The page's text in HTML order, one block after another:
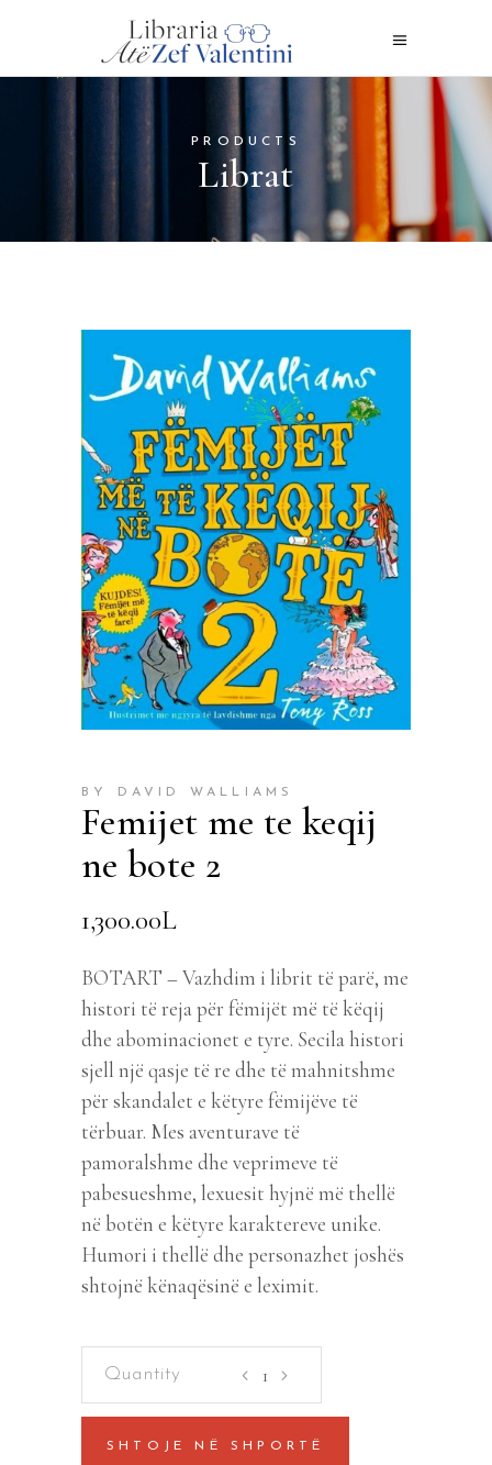
PRODUCTS
Librat
BY DAVID WALLIAMS
Femijet me te keqij
ne bote 2
1,300.00L
BOTART – Vazhdim i librit të parë, me
histori të reja për fëmijët më të këqij
dhe abominacionet e tyre. Secila histori
sjell një qasje të re dhe të mahnitshme
për skandalet e këtyre fëmijëve të
tërbuar. Mes aventurave të
pamoralshme dhe veprimeve të
pabesueshme, lexuesit hyjnë më thellë
në botën e këtyre karaktereve unike.
Humori i thellë dhe personazhet joshës
shtojnë kënaqësinë e leximit.
te
keqij
SHTOJE NË SHPORTË